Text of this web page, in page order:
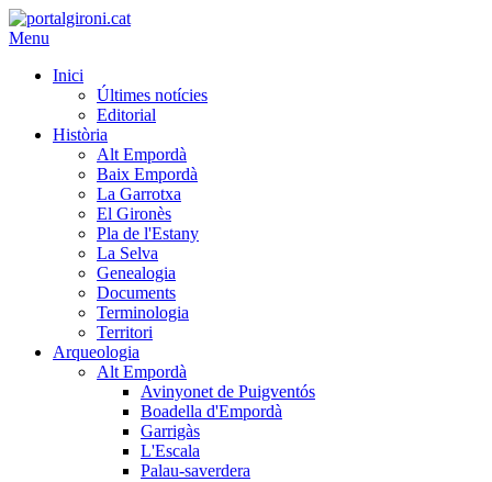
Menu
Inici
Últimes notícies
Editorial
Història
Alt Empordà
Baix Empordà
La Garrotxa
El Gironès
Pla de l'Estany
La Selva
Genealogia
Documents
Terminologia
Territori
Arqueologia
Alt Empordà
Avinyonet de Puigventós
Boadella d'Empordà
Garrigàs
L'Escala
Palau-saverdera